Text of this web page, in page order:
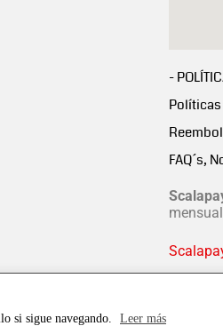
si sigue navegando. Leer más
-
FAQ´s,